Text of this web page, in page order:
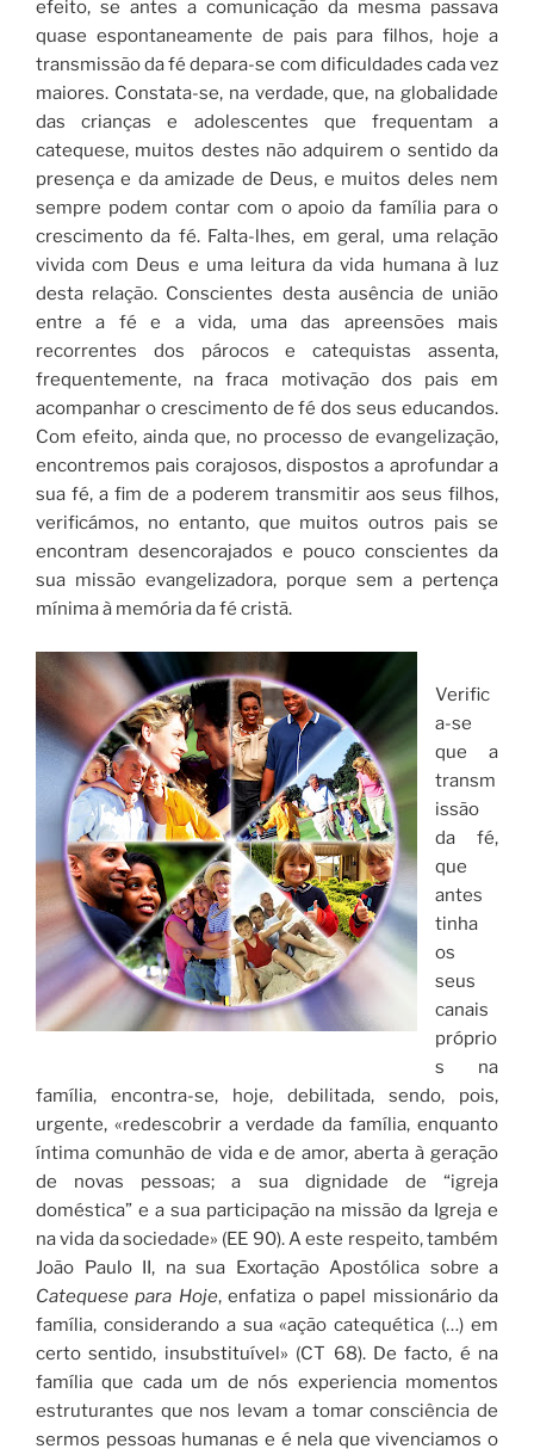
efeito, se antes a comunicação da mesma passava
quase espontaneamente de pais para filhos, hoje a
transmissão da fé depara-se com dificuldades cada vez
maiores. Constata-se, na verdade, que, na globalidade
das crianças e adolescentes que frequentam a
catequese, muitos destes não adquirem o sentido da
presença e da amizade de Deus, e muitos deles nem
sempre podem contar com o apoio da família para o
crescimento da fé. Falta-lhes, em geral, uma relação
vivida com Deus e uma leitura da vida humana à luz
desta relação. Conscientes desta ausência de união
entre a fé e a vida, uma das apreensões mais
recorrentes dos párocos e catequistas assenta,
frequentemente, na fraca motivação dos pais em
acompanhar o crescimento de fé dos seus educandos.
Com efeito, ainda que, no processo de evangelização,
encontremos pais corajosos, dispostos a aprofundar a
sua fé, a fim de a poderem transmitir aos seus filhos,
verificámos, no entanto, que muitos outros pais se
encontram desencorajados e pouco conscientes da
sua missão evangelizadora, porque sem a pertença
mínima à memória da fé cristã.
Verific
a-se
que a
transm
issão
da fé,
que
antes
tinha
os
seus
canais
próprio
s na
família, encontra-se, hoje, debilitada, sendo, pois,
urgente, «redescobrir a verdade da família, enquanto
íntima comunhão de vida e de amor, aberta à geração
de novas pessoas; a sua dignidade de “igreja
doméstica” e a sua participação na missão da Igreja e
na vida da sociedade» (EE 90). A este respeito, também
João Paulo II, na sua Exortação Apostólica sobre a
Catequese para Hoje, enfatiza o papel missionário da
família, considerando a sua «ação catequética (…) em
certo sentido, insubstituível» (CT 68). De facto, é na
família que cada um de nós experiencia momentos
estruturantes que nos levam a tomar consciência de
sermos pessoas humanas e é nela que vivenciamos o